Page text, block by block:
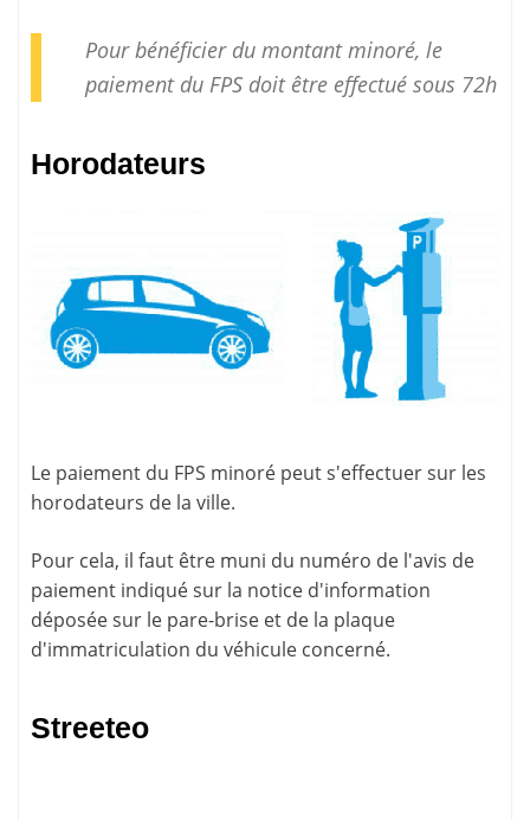
Pour bénéficier du montant minoré, le
paiementdu FPS doit être effectué sous 72h
Horodateurs
Le paiement du FPS minoré peut s'effectuer sur les
horodateurs de la ville.
Pour cela, il faut être muni du numéro de l'avis de
paiement indiqué sur la notice d'information
déposée sur le pare-brise et de la plaque
d'immatriculation du véhicule concerné.
Streeteo